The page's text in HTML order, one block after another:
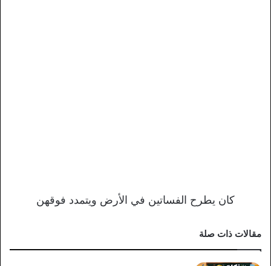
كان يطرح الفساتين في الأرض ويتمدد فوقهن
مقالات ذات صلة